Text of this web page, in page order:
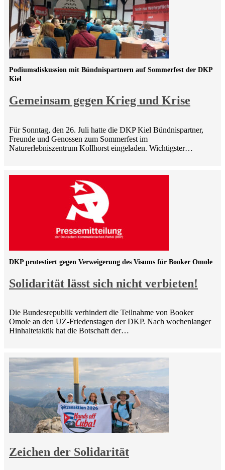
Gemeinsam gegen Krieg und Krise
Podiumsdiskussion mit Bündnispartnern auf Sommerfest der DKP
Kiel
Für Sonntag, den 26. Juli hatte die DKP Kiel Bündnispartner,
Freunde und Genossen zum Sommerfest im
Naturerlebniszentrum Kollhorst eingeladen. Wichtigster…
Solidarität lässt sich nicht verbieten!
DKP protestiert gegen Verweigerung des Visums für Booker Omole
Die Bundesrepublik verhindert die Teilnahme von Booker
Omole an den UZ-Friedenstagen der DKP. Nach wochenlanger
Hinhaltetaktik hat die Botschaft der…
Zeichen der Solidarität